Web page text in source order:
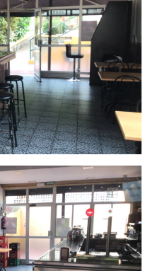
popularpara la
Badalona es una
gran proyección
la playa, su historia y sus
un lugar ideal para invertir
transporte, incluida la
un flujo constante
unazona peatonal
lo que atrae a un
profesionales locales.